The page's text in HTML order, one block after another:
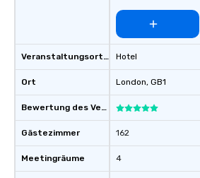
Veranstaltungsortstyp
Ort
Bewertung des Veranstaltungsortes
Gästezimmer
Meetingräume
Hotel
London, GB1
162
4